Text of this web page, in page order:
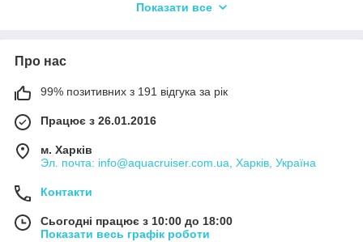
правил є не просто засобом виконання правил, але і
на гребний човні, маленькому каяку, ходіть на моторному
човні або катері, на озері, річці або біля берега моря, Ви
повинні бути впевнені, що Вас побачать!
МППЗС:
Топовий вогонь - білий вогонь, розташований в
діаметральній площині судна, що освітлює
встановлений так, щоб світити від направлення прямо
Бортовий вогонь - зелений і червоний вогонь на
Показати все
Про нас
99% позитивних з 191 відгука за рік
Працює з 26.01.2016
м. Харків
Эл. почта: info@aquacruiser.com.ua, Харків, Україна
Контакти
Сьогодні працює з 10:00 до 18:00
Показати весь графік роботи